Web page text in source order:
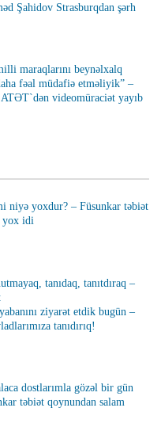
Şahidov Strasburqdan şərh
maraqlarını beynəlxalq
fəal müdafiə etməliyik” –
videomüraciət yayıb
niyə yoxdur? – Füsunkar təbiət
yox idi
tanıdaq, tanıtdıraq –
ziyarət etdik bugün –
tanıdırıq!
dostlarımla gözəl bir gün
təbiət qoynundan salam